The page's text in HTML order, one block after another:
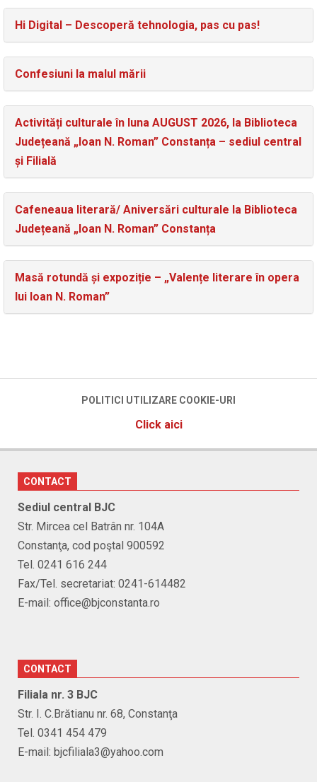
Hi Digital – Descoperă tehnologia, pas cu pas!
Confesiuni la malul mării
Activități culturale în luna AUGUST 2026, la Biblioteca
Județeană „Ioan N. Roman” Constanța – sediul central
și Filială
Cafeneaua literară/ Aniversări culturale la Biblioteca
Județeană „Ioan N. Roman” Constanța
Masă rotundă și expoziție – „Valențe literare în opera
lui Ioan N. Roman”
POLITICI UTILIZARE COOKIE-URI
Click aici
CONTACT
Sediul central BJC
Str. Mircea cel Batrân nr. 104A
Constanţa, cod poştal 900592
Tel. 0241 616 244
Fax/Tel. secretariat: 0241-614482
E-mail: office@bjconstanta.ro
CONTACT
Filiala nr. 3 BJC
Str. I. C.Brătianu nr. 68, Constanţa
Tel. 0341 454 479
E-mail: bjcfiliala3@yahoo.com